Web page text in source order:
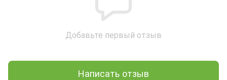
Добавьте первый отзыв
Написать отзыв